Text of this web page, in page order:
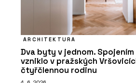
ARCHITEKTURA
Dva byty v jednom.
vzniklo v pražských
čtyřčlennou rodinu